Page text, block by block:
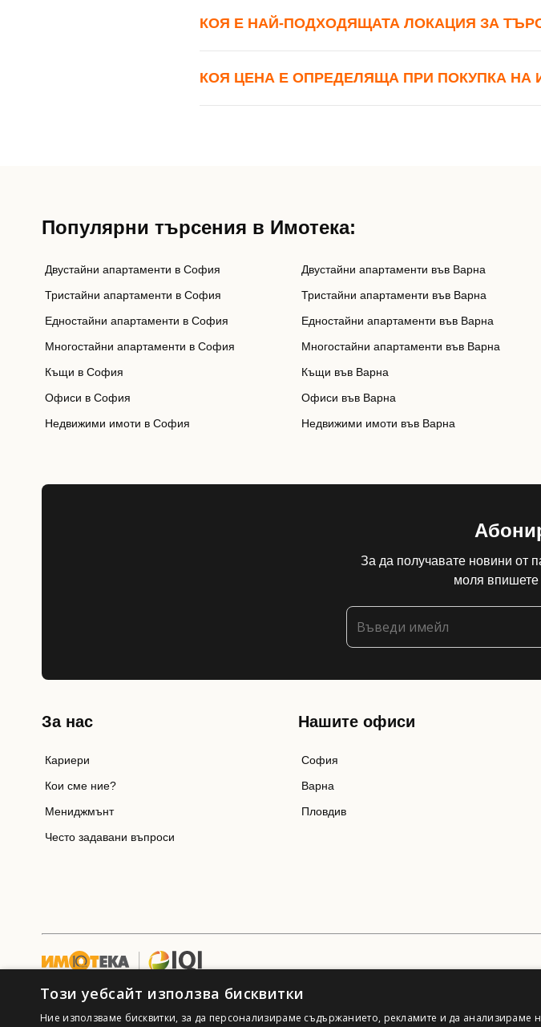
КОЯ Е НАЙ-ПОДХОДЯЩАТА ЛОКАЦИЯ ЗА
КОЯ ЦЕНА Е ОПРЕДЕЛЯЩА ПРИ ПОКУПКА НА
Популярни търсения в Имотека:
Двустайни апартаменти в София
Тристайни апартаменти в София
Едностайни апартаменти в София
Многостайни апартаменти в София
Къщи в София
Офиси в София
Недвижими имоти в София
Двустайни апартаменти във Варна
Тристайни апартаменти във Варна
Едностайни апартаменти във Варна
Многостайни апартаменти във Варна
Къщи във Варна
Офиси във Варна
Недвижими имоти във Варна
За да получавате новини от
моля
За нас
Кариери
Кои сме ние?
Мениджмънт
Често задавани въпроси
Нашите офиси
София
Варна
Пловдив
Този уебсайт използва бисквитки
Ние използваме бисквитки, за да персонализираме съдържанието, рекламите и да анализираме